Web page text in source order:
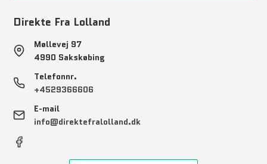
Direkte Fra Lolland
Møllevej 97
4990 Sakskøbing
Telefonnr.
+4529366606
E-mail
info@direktefralolland.dk